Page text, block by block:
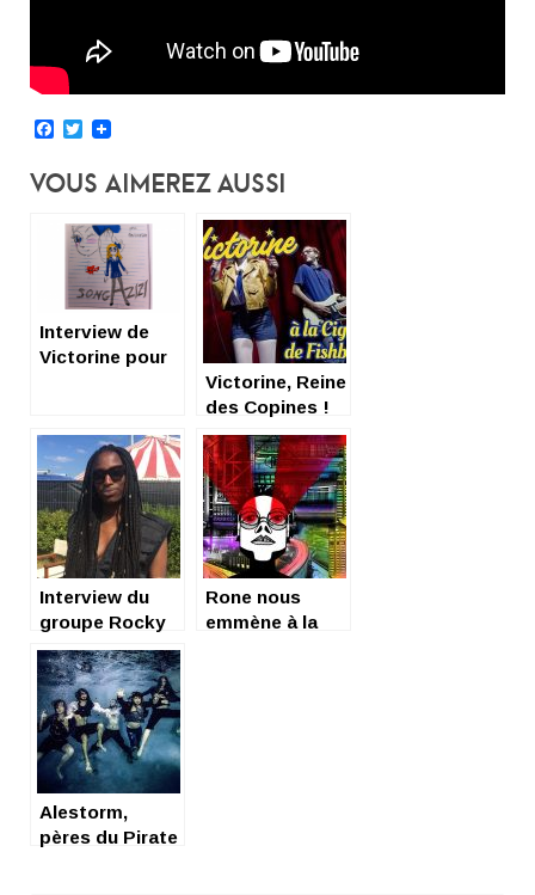
Facebook
Twitter
Vous Aimerez Aussi
Interview de
Victorine pour
Victorine, Reine
des Copines !
Interview du
groupe Rocky
aux Solidays
Rone nous
emmène à la
Alestorm,
pères du Pirate